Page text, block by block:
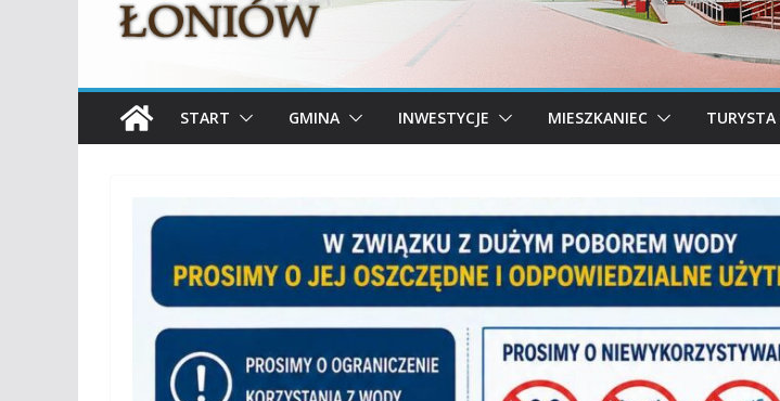
START GMINA INWESTYCJE MIESZKANIEC TURYSTA